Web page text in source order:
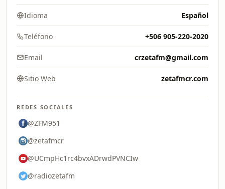
Idioma Español
Teléfono +506 905-220-2020
Email crzetafm@gmail.com
Sitio Web zetafmcr.com
REDES SOCIALES
@ZFM951
@zetafmcr
@UCmpHc1rc4bvxADrwdPVNCIw
@radiozetafm